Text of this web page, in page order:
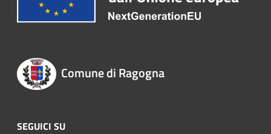
Comune di Ragogna
SEGUICI SU